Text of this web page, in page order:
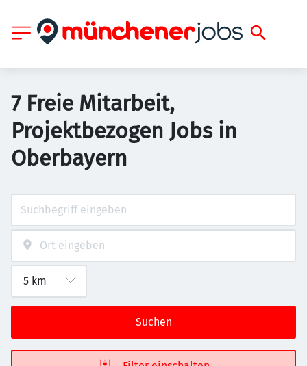
7 Freie Mitarbeit,
Projektbezogen Jobs in
Oberbayern
Suchen